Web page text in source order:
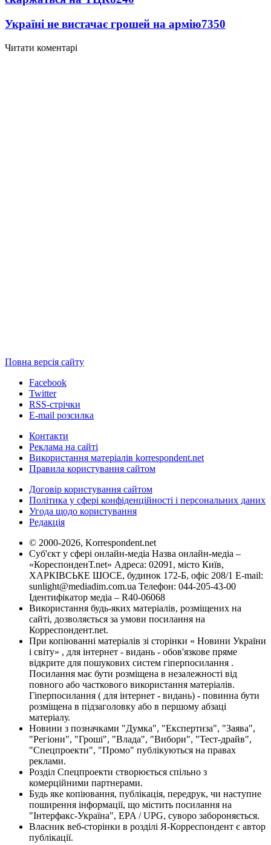
Україні не вистачає грошей на армію7350
Читати коментарі
Повна версія сайту
Facebook
Twitter
RSS-стрічки
E-mail розсилка
Контакти
Реклама на сайті
Використання матеріалів korrespondent.net
Правила користування сайтом
Договір користування сайтом
Політика у сфері конфіденційності і персональних даних
Угода щодо користування
Редакція
© 2000-2026, Korrespondent.net
Суб'єкт у сфері онлайн-медіа Назва онлайн-медіа –
«КореспонденТ.net» Адреса: 02091, місто Київ,
ХАРКІВСЬКЕ ШОСЕ, будинок 172-Б, офіс 208/1 E-mail:
sunlight@mediadim.com.ua Телефон: 044-205-43-00
Ідентифікатор медіа – R40-06068
Використання будь-яких матеріалів, розміщених на
сайті, дозволяється за умови посилання на
Корреспондент.net.
При копіюванні матеріалів зі сторінки « Новини України
і світу» , для інтернет - видань - обов'язкове пряме
відкрите для пошукових систем гіперпосилання .
Посилання має бути розміщена в незалежності від
повного або часткового використання матеріалів.
Гіперпосилання ( для інтернет - видань) - повинна бути
розміщена в підзаголовку або в першому абзаці
матеріалу.
Новини з позначками "Думка", "Експертиза", "Заява",
"Регіони", "Гроші", "Влада", "Вибори", "Тест-драйв",
"Спецпроекти", "Промо" публікуються на правах
реклами.
Розділ Спецпроекти створюється спільно з
комерційними партнерами.
Будь яке копіювання, публікація, передрук, чи наступне
поширення інформації, що містить посилання на
"Інтерфакс-Україна", EPA / UPG, суворо забороняється.
Власник веб-сторінки в розділі Я-Корреспондент є автор
публікації.